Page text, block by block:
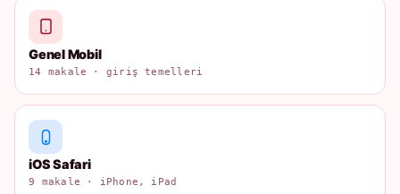
Genel Mobil
14 makale · giriş temelleri
iOS Safari
9 makale · iPhone, iPad